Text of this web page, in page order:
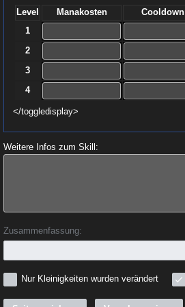
Level Manakosten Cooldown
1
2
3
4
</toggledisplay>
Weitere Infos zum Skill:
Zusammenfassung:
Nur Kleinigkeiten wurden verändert